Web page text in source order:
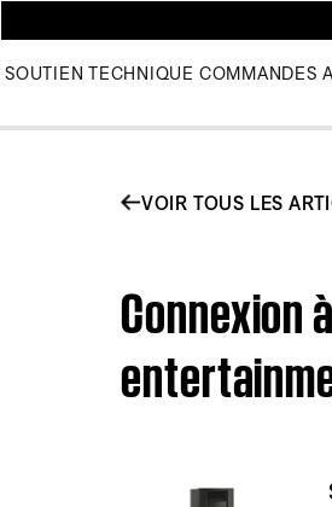
SOUTIEN TECHNIQUE COMMANDES
VOIR TOUS LES
Connexion